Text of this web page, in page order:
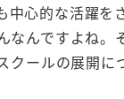
心的な活躍を
なんですよね
ールの展開